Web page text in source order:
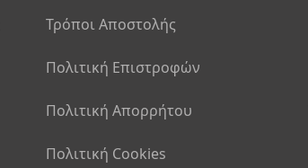
Τρόποι Αποστολής
Πολιτική Επιστροφών
Πολιτική Απορρήτου
Πολιτική Cookies